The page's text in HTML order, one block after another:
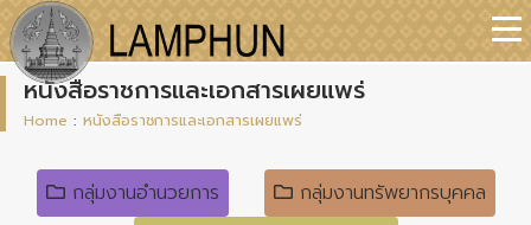
หนังสือราชการและเอกสารเผยแพร่
Home : หนังสือราชการและเอกสารเผยแพร่
กลุ่มงานอำนวยการ
กลุ่มงานทรัพยากรบุคคล